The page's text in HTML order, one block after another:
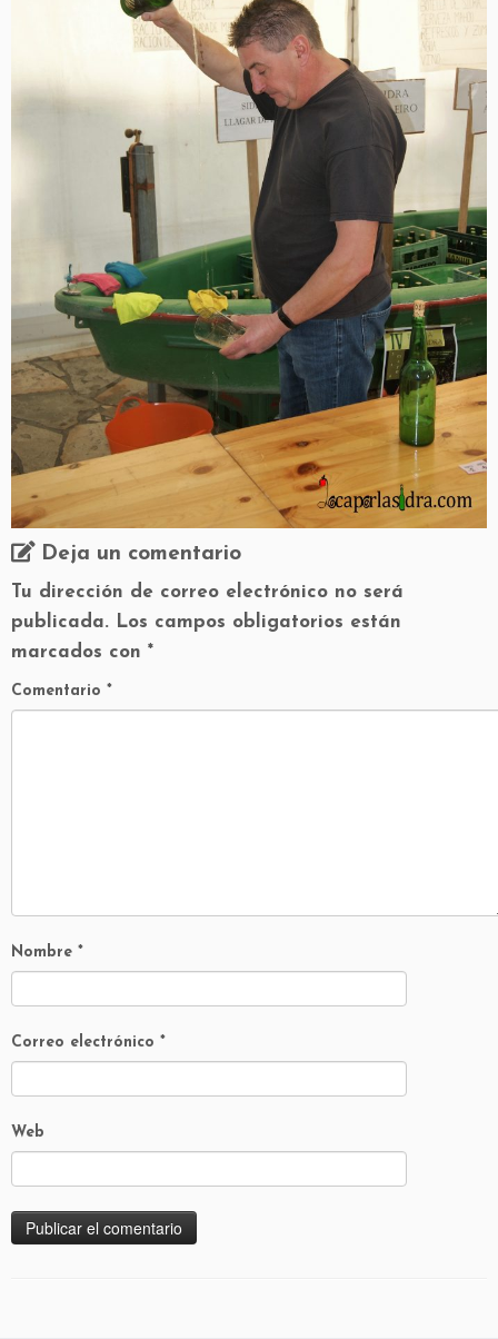
Deja un comentario
Tu dirección de correo electrónico no será
publicada. Los campos obligatorios están
marcados con *
Comentario *
Nombre *
Correo electrónico *
Web